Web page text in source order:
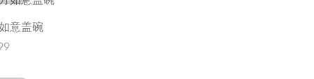
意盖碗